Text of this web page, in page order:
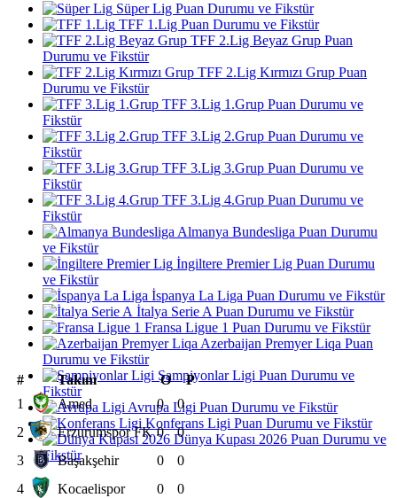
Süper Lig Puan Durumu ve Fikstür
TFF 1.Lig Puan Durumu ve Fikstür
TFF 2.Lig Beyaz Grup Puan
Durumu ve Fikstür
TFF 2.Lig Kırmızı Grup Puan
Durumu ve Fikstür
TFF 3.Lig 1.Grup Puan Durumu ve
Fikstür
TFF 3.Lig 2.Grup Puan Durumu ve
Fikstür
TFF 3.Lig 3.Grup Puan Durumu ve
Fikstür
TFF 3.Lig 4.Grup Puan Durumu ve
Fikstür
Almanya Bundesliga Puan Durumu
ve Fikstür
İngiltere Premier Lig Puan Durumu
ve Fikstür
İspanya La Liga Puan Durumu ve Fikstür
İtalya Serie A Puan Durumu ve Fikstür
Fransa Ligue 1 Puan Durumu ve Fikstür
Azerbaijan Premyer Liqa Puan
Durumu ve Fikstür
Şampiyonlar Ligi Puan Durumu ve
Fikstür
Avrupa Ligi Puan Durumu ve Fikstür
Konferans Ligi Puan Durumu ve Fikstür
Dünya Kupası 2026 Puan Durumu ve
Fikstür
# Takım O
P
1
Amed 0
0
2
Erzurumspor FK 0
0
3
Başakşehir 0
0
4
Kocaelispor 0
0